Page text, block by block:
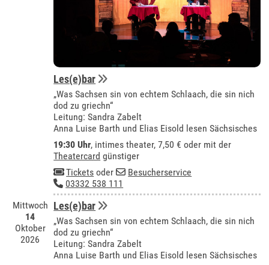
Les(e)bar
„Was Sachsen sin von echtem Schlaach, die sin nich
dod zu griechn“
Leitung: Sandra Zabelt
Anna Luise Barth und Elias Eisold lesen Sächsisches
19:30 Uhr, intimes theater, 7,50 € oder mit der
Theatercard günstiger
Tickets oder
Besucherservice
03332 538 111
Mittwoch
14
Oktober
2026
Les(e)bar
„Was Sachsen sin von echtem Schlaach, die sin nich
dod zu griechn“
Leitung: Sandra Zabelt
Anna Luise Barth und Elias Eisold lesen Sächsisches